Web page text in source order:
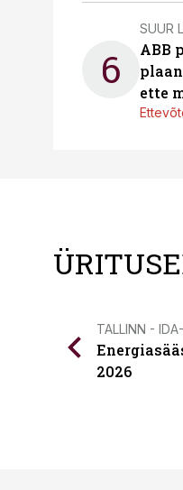
6
SUUR
ABB
ette
TALLINN -
2026